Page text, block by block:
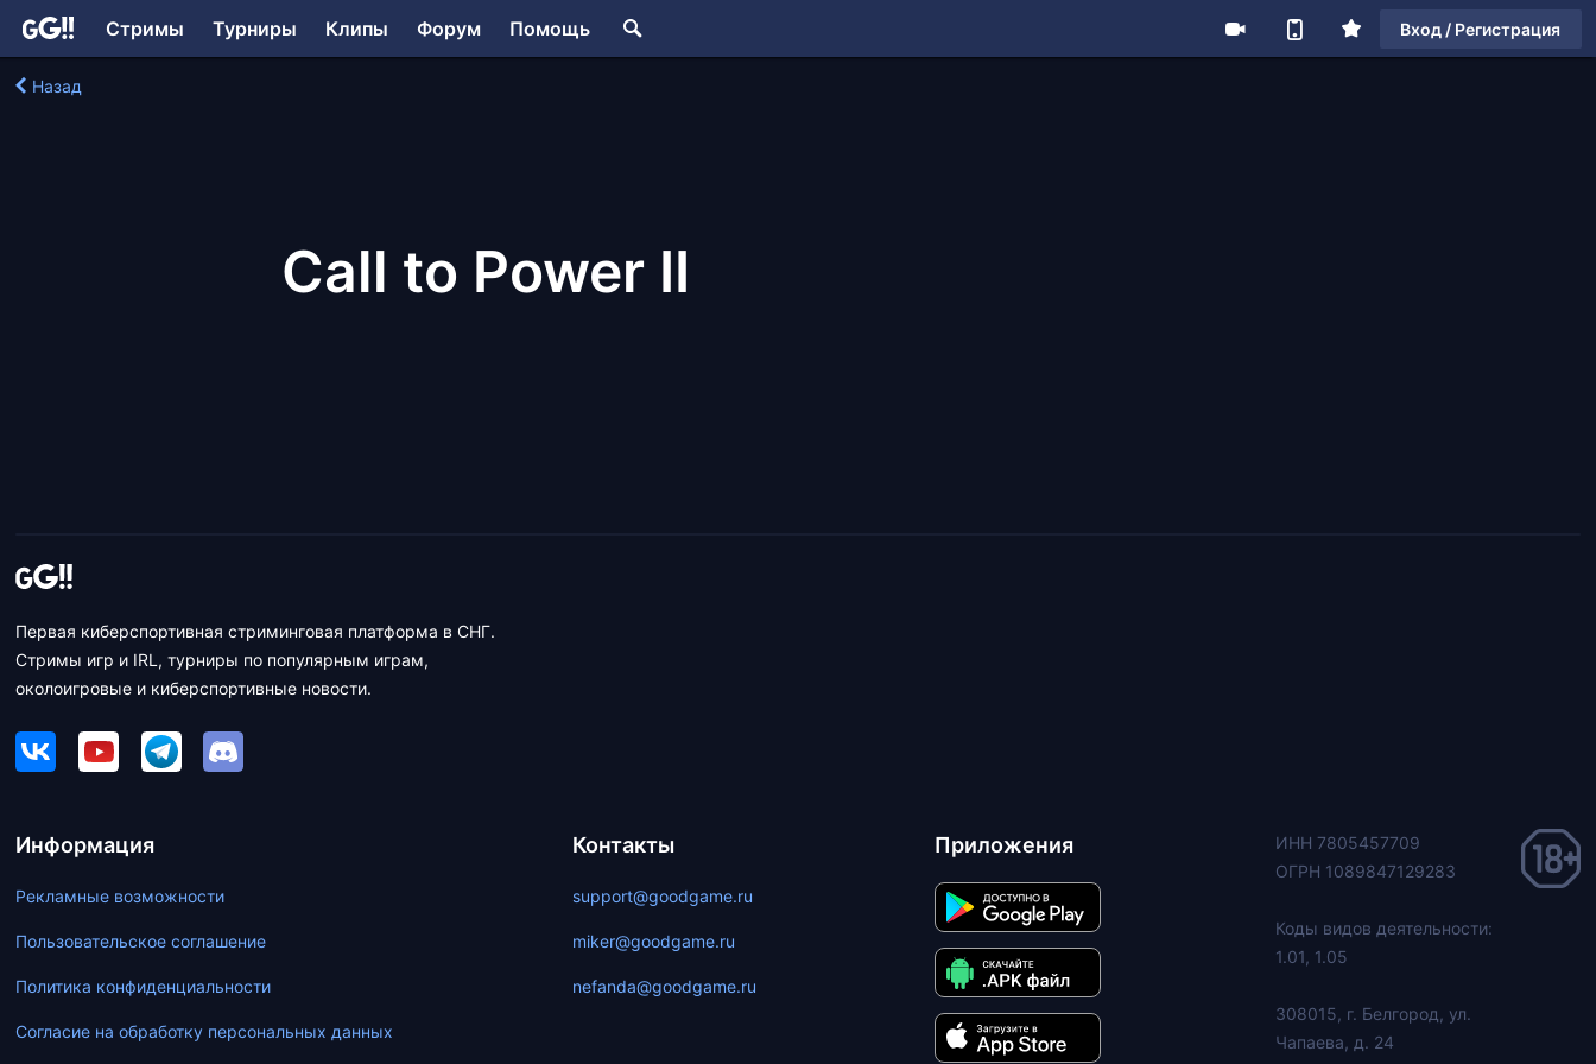
Стримы Турниры Клипы Форум Помощь Вход / Регистрация
Назад
Call to Power II
Первая киберспортивная стриминговая платформа в СНГ.
Стримы игр и IRL, турниры по популярным играм,
околоигровые и киберспортивные новости.
Информация
Рекламные возможности
Пользовательское соглашение
Политика конфиденциальности
Согласие на обработку персональных данных
Контакты
support@goodgame.ru
miker@goodgame.ru
nefanda@goodgame.ru
Приложения
ИНН 7805457709
ОГРН 1089847129283
Коды видов деятельности:
1.01, 1.05
308015, г. Белгород, ул.
Чапаева, д. 24